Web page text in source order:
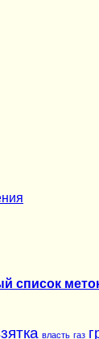
список
власть газ